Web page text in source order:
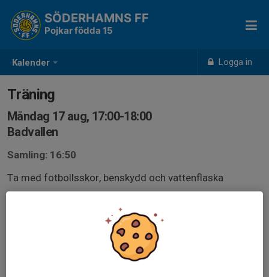
Kalender Logga in
SÖDERHAMNS FF
Pojkar födda 15
Träning
Måndag 17 aug, 17:00-18:00
Badvallen
Samling: 16:50
Ta med fotbollsskor, benskydd och vattenflaska